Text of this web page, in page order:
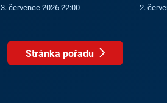
3. července 2026 22:00 2.
Stránka pořadu